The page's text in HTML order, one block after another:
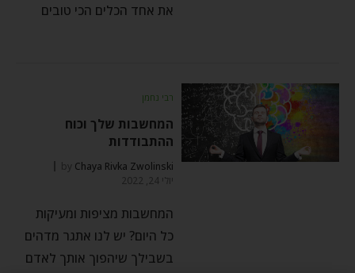
את אחד הכלים הכי טובים
רבי נחמן
המחשבות שלך וכוח
ההתבודדות
by Chaya Rivka Zwolinski
יולי 24, 2022
המחשבות מציפות ומעיקות
כל היום? יש לנו אתגר מדהים
בשבילך שיהפוך אותך לאדם